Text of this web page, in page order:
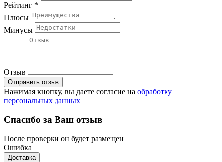
Рейтинг *
Плюсы
Минусы
Отзыв
Отправить отзыв
Нажимая кнопку, вы даете согласие на обработку
персональных данных
Спасибо за Ваш отзыв
После проверки он будет размещен
Ошибка
Доставка